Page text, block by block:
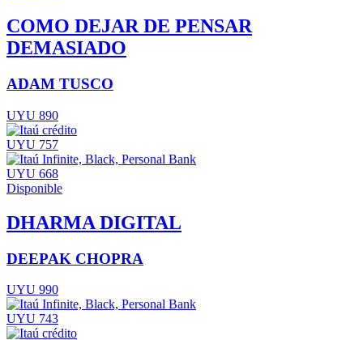
COMO DEJAR DE PENSAR
DEMASIADO
ADAM TUSCO
UYU 890
UYU 757
UYU 668
Disponible
DHARMA DIGITAL
DEEPAK CHOPRA
UYU 990
UYU 743